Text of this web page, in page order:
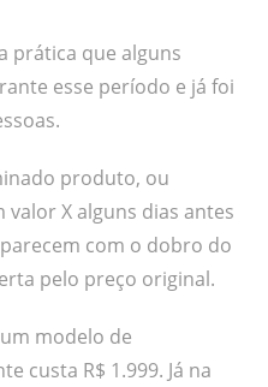
prática que alguns
esse período e já foi
produto, ou
X alguns dias antes
com o dobro do
pelo preço original.
modelo de
custa R$ 1.999. Já na